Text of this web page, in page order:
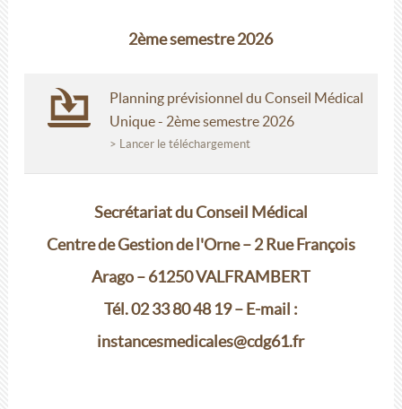
2ème semestre 2026
Planning prévisionnel du Conseil Médical
Unique - 2ème semestre 2026
> Lancer le téléchargement
Secrétariat du Conseil Médical
Centre de Gestion de l'Orne – 2 Rue François
Arago – 61250 VALFRAMBERT
Tél. 02 33 80 48 19 – E-mail :
instancesmedicales@cdg61.fr